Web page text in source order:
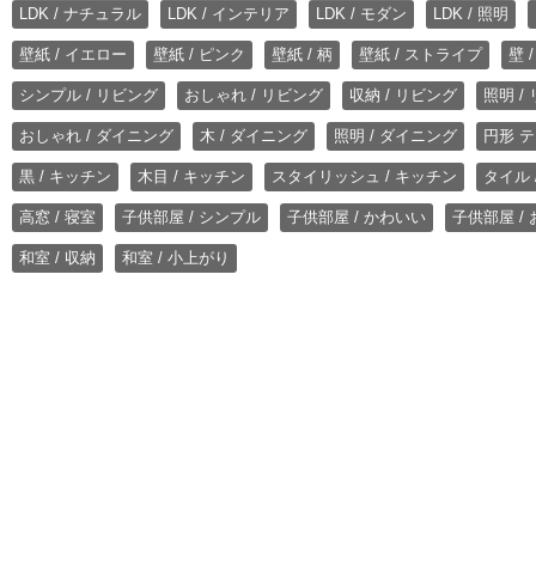
LDK / ナチュラル LDK / インテリア LDK / モダン LDK / 照明
壁紙 / イエロー 壁紙 / ピンク 壁紙 / 柄 壁紙 / ストライプ 壁
シンプル / リビング おしゃれ / リビング 収納 / リビング 照明 /
おしゃれ / ダイニング 木 / ダイニング 照明 / ダイニング 円形
黒 / キッチン 木目 / キッチン スタイリッシュ / キッチン タイル
高窓 / 寝室 子供部屋 / シンプル 子供部屋 / かわいい 子供部屋 /
和室 / 収納 和室 / 小上がり